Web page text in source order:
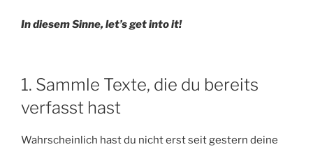
In diesem Sinne, let’s get into it!
1. Sammle Texte, die du bereits
verfasst hast
Wahrscheinlich hast du nicht erst seit gestern deine